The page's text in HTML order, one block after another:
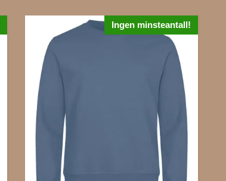
Ingen minsteantall!